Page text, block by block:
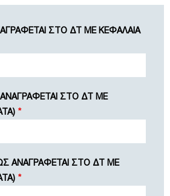
ΣΤΟ ΔΤ ΜΕ ΚΕΦΑΛΑΙΑ
ΣΤΟ ΔΤ ΜΕ
*
ΑΝΑΓΡΑΦΕΤΑΙ ΣΤΟ ΔΤ ΜΕ
*